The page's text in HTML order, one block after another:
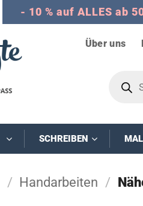
- 10 % auf ALLES ab
Über uns
search
SCHREIBEN
/ Handarbeiten /